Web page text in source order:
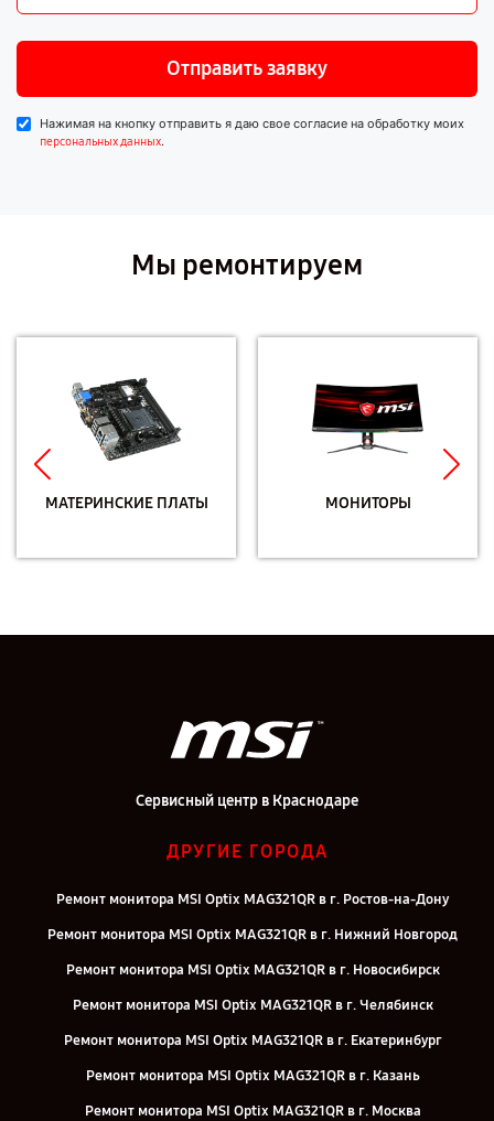
Отправить заявку
Нажимая на кнопку отправить я даю свое согласие на обработку моих
персональных данных.
Мы ремонтируем
МАТЕРИНСКИЕ ПЛАТЫ МОНИТОРЫ
Сервисный центр в Краснодаре
ДРУГИЕ ГОРОДА
Ремонт монитора MSI Optix MAG321QR в г. Ростов-на-Дону
Ремонт монитора MSI Optix MAG321QR в г. Нижний Новгород
Ремонт монитора MSI Optix MAG321QR в г. Новосибирск
Ремонт монитора MSI Optix MAG321QR в г. Челябинск
Ремонт монитора MSI Optix MAG321QR в г. Екатеринбург
Ремонт монитора MSI Optix MAG321QR в г. Казань
Ремонт монитора MSI Optix MAG321QR в г. Москва